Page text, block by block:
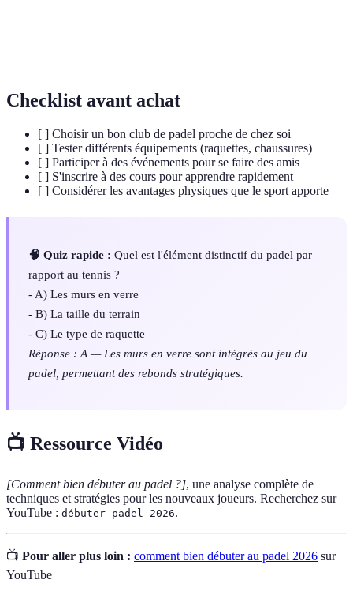
Checklist avant achat
[ ] Choisir un bon club de padel proche de chez soi
[ ] Tester différents équipements (raquettes, chaussures)
[ ] Participer à des événements pour se faire des amis
[ ] S'inscrire à des cours pour apprendre rapidement
[ ] Considérer les avantages physiques que le sport apporte
🧠 Quiz rapide : Quel est l'élément distinctif du padel par
rapport au tennis ?
- A) Les murs en verre
- B) La taille du terrain
- C) Le type de raquette
Réponse : A — Les murs en verre sont intégrés au jeu du
padel, permettant des rebonds stratégiques.
📺 Ressource Vidéo
[Comment bien débuter au padel ?], une analyse complète de
techniques et stratégies pour les nouveaux joueurs. Recherchez sur
YouTube : débuter padel 2026.
📺 Pour aller plus loin : comment bien débuter au padel 2026 sur
YouTube